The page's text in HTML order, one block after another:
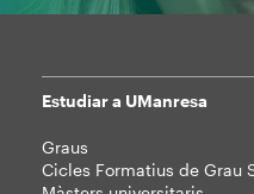
Mapa
web
Estudiar a UManresa
Graus
Cicles Formatius de Grau